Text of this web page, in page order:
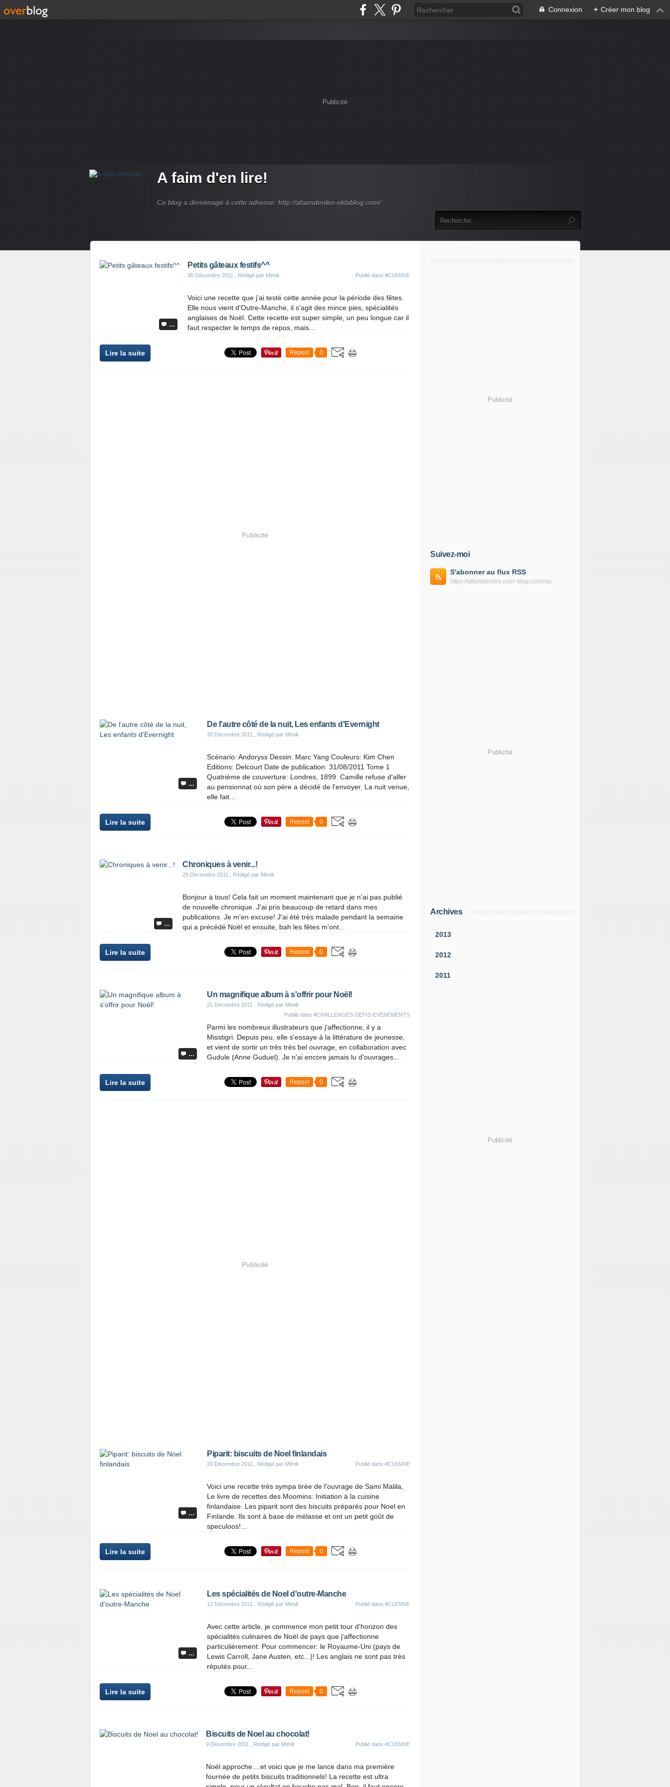
Connexion + Créer mon blog
Publicité
A faim d'en lire!
Ce blog a déménagé à cette adresse: http://afaimdenlire.eklablog.com/
…
Petits gâteaux festifs^^
30 Décembre 2011 , Rédigé par Mimili Publié dans #CUISINE
Voici une recette que j'ai testé cette année pour la période des fêtes.
Elle nous vient d'Outre-Manche, il s'agit des mince pies, spécialités
anglaises de Noël. Cette recette est super simple, un peu longue car il
faut respecter le temps de repos, mais...
Lire la suite Repost 0
Publicité
…
De l'autre côté de la nuit, Les enfants d'Evernight
30 Décembre 2011 , Rédigé par Mimili
Scénario: Andoryss Dessin: Marc Yang Couleurs: Kim Chen
Editions: Delcourt Date de publication: 31/08/2011 Tome 1
Quatrième de couverture: Londres, 1899. Camille refuse d'aller
au pensionnat où son père a décidé de l'envoyer. La nuit venue,
elle fait...
Lire la suite Repost 0
…
Chroniques à venir...!
29 Décembre 2011 , Rédigé par Mimili
Bonjour à tous! Cela fait un moment maintenant que je n'ai pas publié
de nouvelle chronique. J'ai pris beaucoup de retard dans mes
publications. Je m'en excuse! J'ai été très malade pendant la semaine
qui a précédé Noël et ensuite, bah les fêtes m'ont...
Lire la suite Repost 0
…
Un magnifique album à s'offrir pour Noël!
21 Décembre 2011
, Rédigé par Mimili
Publié dans #CHALLENGES-DEFIS-EVENEMENTS
Parmi les nombreux illustrateurs que j'affectionne, il y a
Misstigri. Depuis peu, elle s'essaye à la littérature de jeunesse,
et vient de sortir un très très bel ouvrage, en collaboration avec
Gudule (Anne Guduel). Je n'ai encore jamais lu d'ouvrages...
Lire la suite Repost 0
Publicité
…
Piparit: biscuits de Noel finlandais
20 Décembre 2011 , Rédigé par Mimili Publié dans #CUISINE
Voici une recette très sympa tirée de l'ouvrage de Sami Malila,
Le livre de recettes des Moomins: Initiation à la cuisine
finlandaise. Les piparit sont des biscuits préparés pour Noel en
Finlande. Ils sont à base de mélasse et ont un petit goût de
speculoos!...
Lire la suite Repost 0
…
Les spécialités de Noel d'outre-Manche
12 Décembre 2011 , Rédigé par Mimili Publié dans #CUISINE
Avec cette article, je commence mon petit tour d'horizon des
spécialités culinaires de Noël de pays que j'affectionne
particulièrement. Pour commencer: le Royaume-Uni (pays de
Lewis Carroll, Jane Austen, etc...)! Les anglais ne sont pas très
réputés pour...
Lire la suite Repost 0
Biscuits de Noel au chocolat!
9 Décembre 2011 , Rédigé par Mimili Publié dans #CUISINE
Noël approche....et voici que je me lance dans ma première
fournée de petits biscuits traditionnels! La recette est ultra
Publicité
Suivez-moi
S'abonner au flux RSS
https://afaimdenlire.over-blog.com/rss
Publicité
Archives
2013
2012
2011
Publicité